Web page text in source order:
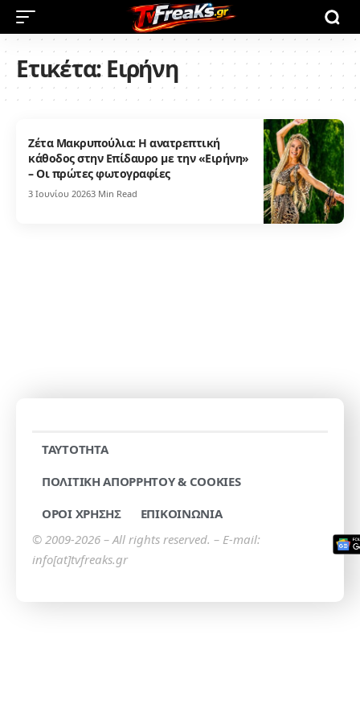
Ετικέτα:Ειρήνη
Ζέτα Μακρυπούλια: Η ανατρεπτική
κάθοδος στην Επίδαυρο με την «Ειρήνη»
– Οι πρώτες φωτογραφίες
3 Ιουνίου 20263 Min Read
TAYTOTHTA
ΠΟΛΙΤΙΚΗ ΑΠΟΡΡΗΤΟΥ & COOKIES
ΟΡΟΙ ΧΡΗΣΗΣ
ΕΠΙΚΟΙΝΩΝΙΑ
© 2009-2026 – All rights reserved. – E-mail:
info[at]tvfreaks.gr